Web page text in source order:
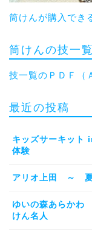
筒けんが購入でき
筒けんの技一
技一覧のＰＤＦ（
最近の投稿
キッズサーキッ
体験
アリオ上田 ～ 夏
ゆいの森あらか
けん名人